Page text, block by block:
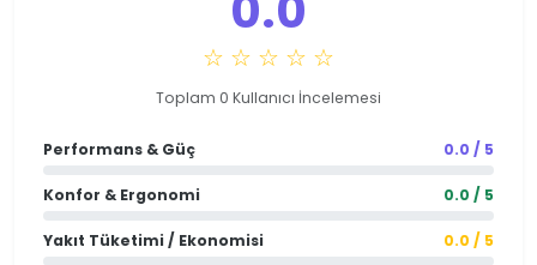
☆ ☆ ☆ ☆ ☆
Toplam 0 Kullanıcı İncelemesi
Performans & Güç 0.0 / 5
Konfor & Ergonomi 0.0 / 5
Yakıt Tüketimi / Ekonomisi 0.0 / 5